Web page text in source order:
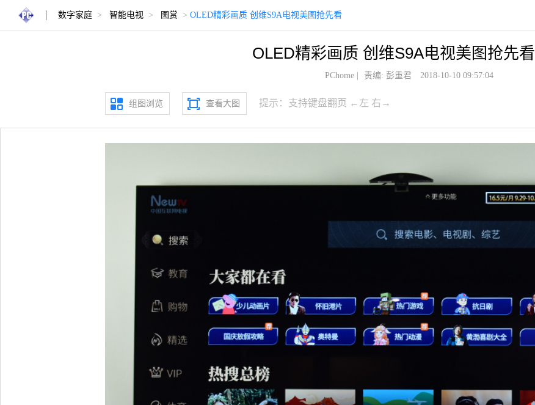
数字家庭 > 智能电视 > 图赏 > OLED精彩画质 创维S9A电视美图抢先看
OLED精彩画质 创维S9A电视美图抢先看
PChome| 责编: 彭重君 2018-10-10 09:57:04
组图浏览 查看大图 提示：支持键盘翻页 ←左 右→